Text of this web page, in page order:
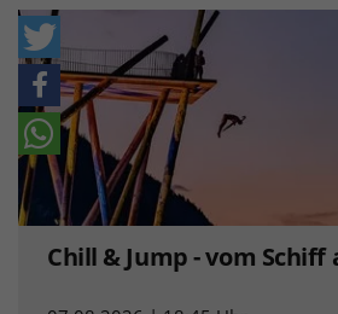
Chill & Jump - vom Schiff